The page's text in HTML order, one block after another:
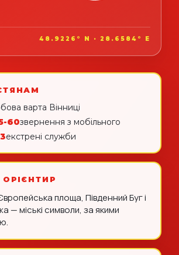
48.9226° N · 28.6584° E
варта Вінниці
60звернення з мобільного
екстрені служби
площа, Південний Буг і
— міські символи, за якими